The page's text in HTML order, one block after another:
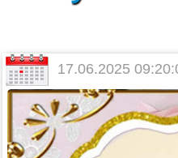
17.06.2025